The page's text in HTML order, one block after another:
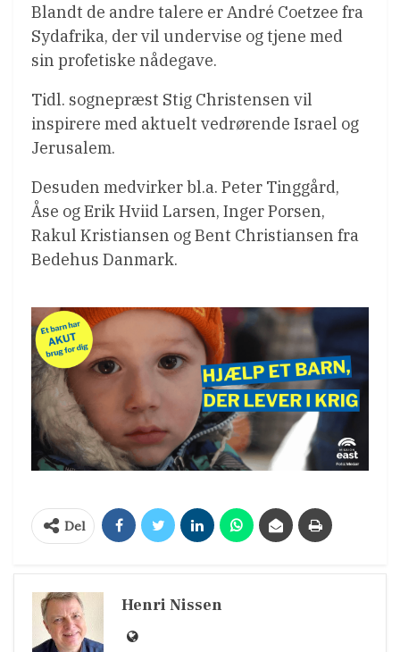
Blandt de andre talere er André Coetzee fra
Sydafrika, der vil undervise og tjene med
sin profetiske nådegave.
Tidl. sognepræst Stig Christensen vil
inspirere med aktuelt vedrørende Israel og
Jerusalem.
Desuden medvirker bl.a. Peter Tinggård,
Åse og Erik Hviid Larsen, Inger Porsen,
Rakul Kristiansen og Bent Christiansen fra
Bedehus Danmark.
Del
Henri Nissen